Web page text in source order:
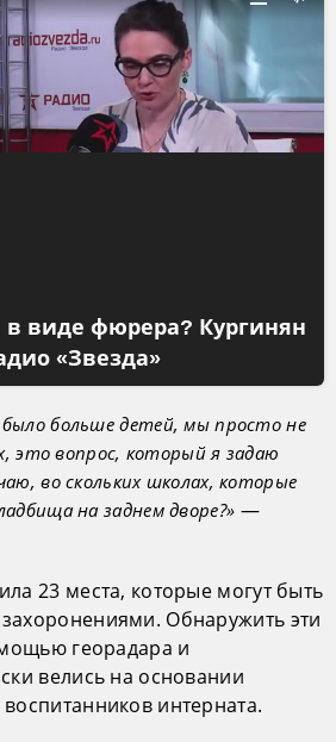
в виде фюрера? Кургинян
«Звезда»
больше детей, мы просто не
это вопрос, который я задаю
во скольких школах, которые
на заднем дворе?» —
23 места, которые могут быть
Обнаружить эти
георадара и
велись на основании
интерната.